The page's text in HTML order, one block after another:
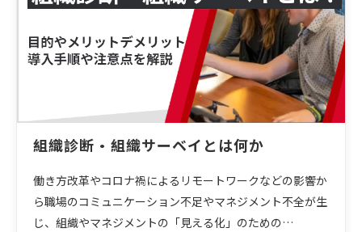
組織診断・組織サーベイとは何か
働き方改革やコロナ禍によるリモートワークなどの影響か
ら職場のコミュニケーション不足やマネジメント不全が生
じ、組織やマネジメントの「見える化」のための…